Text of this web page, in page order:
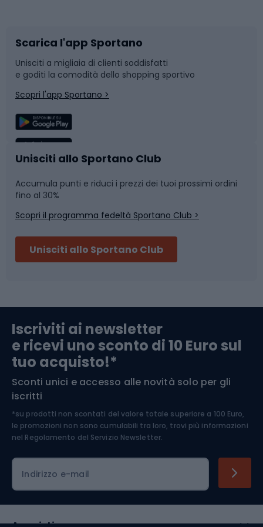
Bushcraft
Corsa
Sport di squadra
Caschi da ciclismo
Skitouring
Abbigliamento da escursionismo
Slitte e slittini
Snowboard
Camminata nordica
Nuoto
Pattinaggio
Componenti per biciclette
Arrampicata
Medicina dello sport
Abbigliamento ciclistico
Scarica l'app Sportano
Unisciti a migliaia di clienti soddisfatti
e goditi la comodità dello shopping sportivo
Scopri l'app Sportano >
Unisciti allo Sportano Club
Accumula punti e riduci i prezzi dei tuoi prossimi ordini
fino al 30%
Scopri il programma fedeltà Sportano Club >
Unisciti allo Sportano Club
Iscriviti ai newsletter
e ricevi uno sconto di 10 Euro sul
tuo acquisto!*
Sconti unici e accesso alle novità solo per gli
iscritti
*su prodotti non scontati del valore totale superiore a 100 Euro,
le promozioni non sono cumulabili tra loro, trovi più informazioni
nel Regolamento del Servizio Newsletter.
Indirizzo e-mail